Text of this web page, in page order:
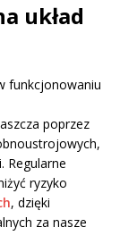
układ
funkcjonowaniu
poprzez
Regularne
ryzyko
, dzięki
za nasze